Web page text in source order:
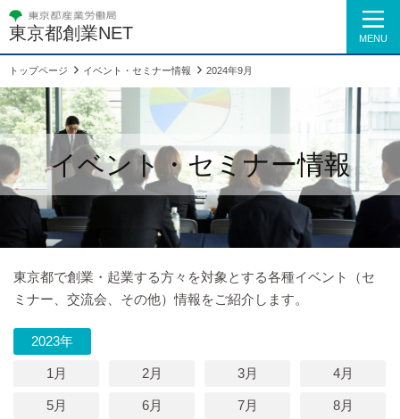
東京都創業NET MENU
トップページ イベント・セミナー情報 2024年9月
イベント・セミナー情報
東京都で創業・起業する方々を対象とする各種イベント（セ
ミナー、交流会、その他）情報をご紹介します。
2023年
1月 2月 3月 4月
5月 6月 7月 8月